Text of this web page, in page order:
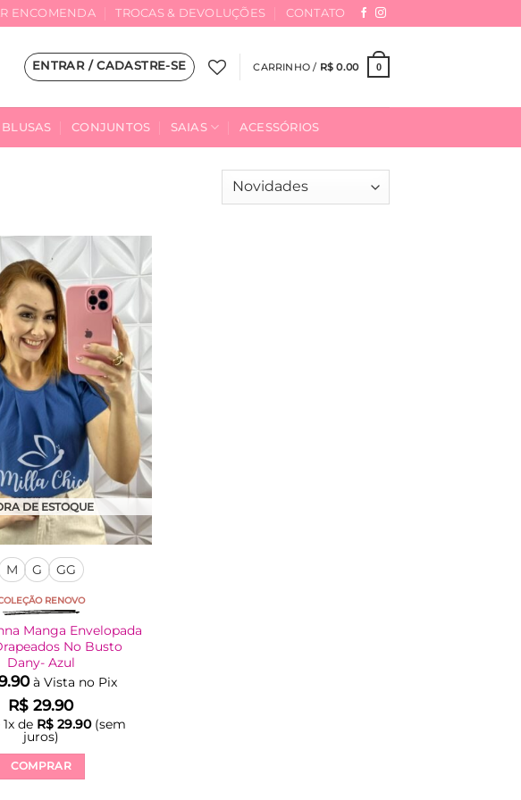
ENCOMENDA TROCAS & DEVOLUÇÕES CONTATO
ENTRAR / CADASTRE-SE CARRINHO / R$ 0.00 0
BLUSAS CONJUNTOS SAIAS ACESSÓRIOS
DE ESTOQUE
M G GG
RENOVO
Manga Envelopada
No Busto
Dany- Azul
à Vista no Pix
R$ 29.90
1x de R$ 29.90(sem
juros)
COMPRAR